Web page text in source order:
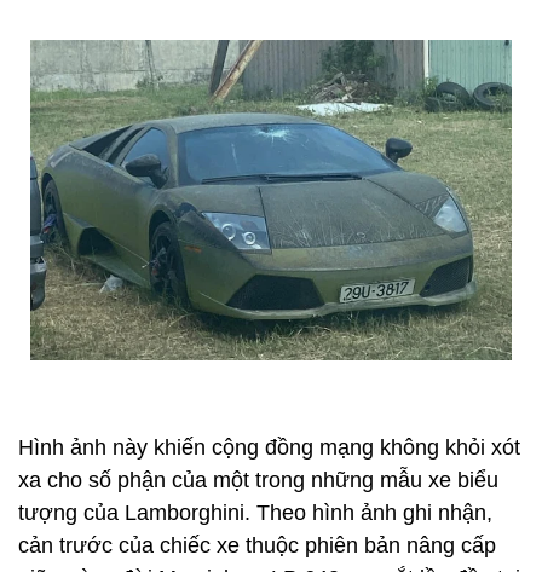
Hình ảnh này khiến cộng đồng mạng không khỏi xót
xa cho số phận của một trong những mẫu xe biểu
tượng của Lamborghini. Theo hình ảnh ghi nhận,
cản trước của chiếc xe thuộc phiên bản nâng cấp